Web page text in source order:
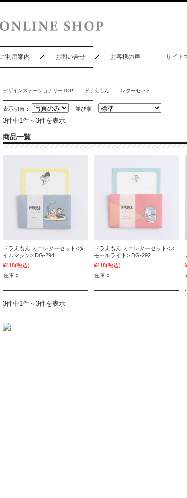
ご利用案内 お問い合せ お客様の声 サイト
デザインステーショナリーTOP ドラえもん レターセット
表示切替： 並び順：
3件中1件～3件を表示
商品一覧
ドラえもん ミニレターセット<タ
イムマシン> DG-294
¥418(税込)
在庫 ○
ドラえもん ミニレターセット<ス
モールライト> DG-292
¥418(税込)
在庫 ○
3件中1件～3件を表示